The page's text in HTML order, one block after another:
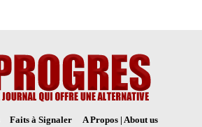
Faits à Signaler
A Propos | About us